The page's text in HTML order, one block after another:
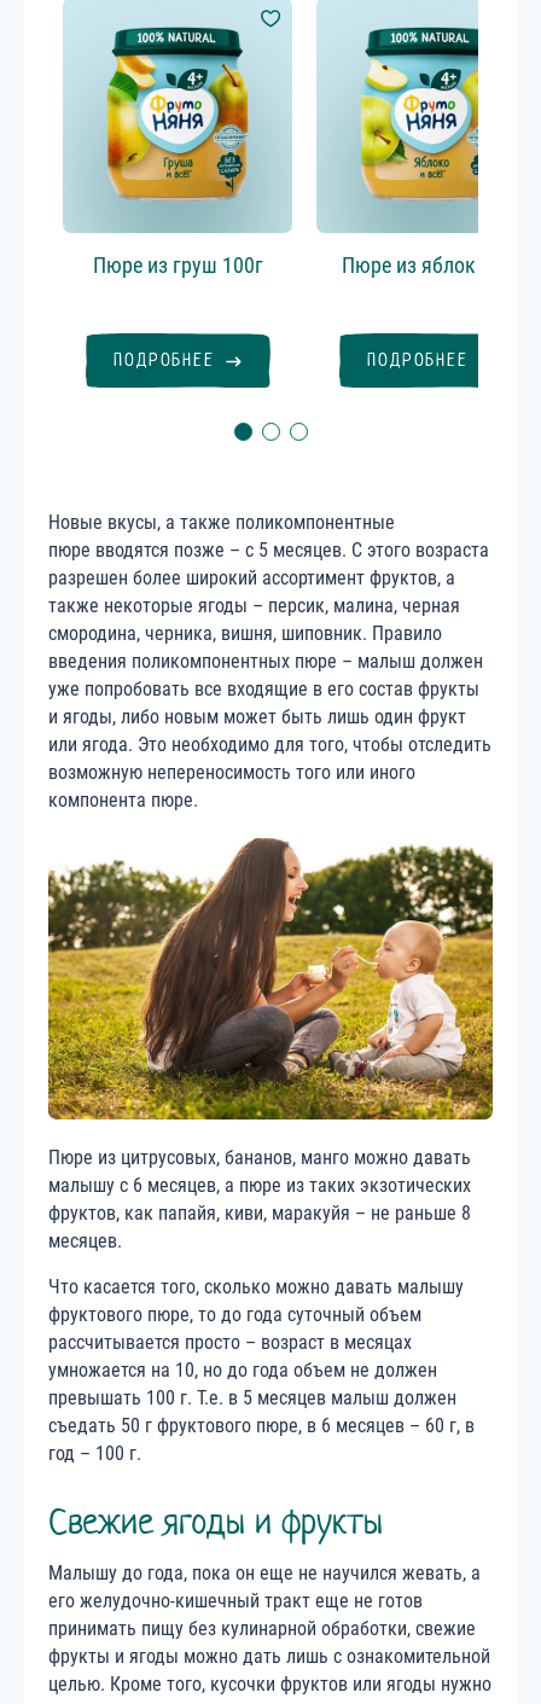
Пюре из груш 100г
ПОДРОБНЕЕ
Пюре из яблок 100г
ПОДРОБНЕЕ
Новые вкусы, а также поликомпонентные
пюре вводятся позже – с 5 месяцев. С этого возраста
разрешен более широкий ассортимент фруктов, а
также некоторые ягоды – персик, малина, черная
смородина, черника, вишня, шиповник. Правило
введения поликомпонентных пюре – малыш должен
уже попробовать все входящие в его состав фрукты
и ягоды, либо новым может быть лишь один фрукт
или ягода. Это необходимо для того, чтобы отследить
возможную непереносимость того или иного
компонента пюре.
Пюре из цитрусовых, бананов, манго можно давать
малышу с 6 месяцев, а пюре из таких экзотических
фруктов, как папайя, киви, маракуйя – не раньше 8
месяцев.
Что касается того, сколько можно давать малышу
фруктового пюре, то до года суточный объем
рассчитывается просто – возраст в месяцах
умножается на 10, но до года объем не должен
превышать 100 г. Т.е. в 5 месяцев малыш должен
съедать 50 г фруктового пюре, в 6 месяцев – 60 г, в
год – 100 г.
Свежие ягоды и фрукты
Малышу до года, пока он еще не научился жевать, а
его желудочно-кишечный тракт еще не готов
принимать пищу без кулинарной обработки, свежие
фрукты и ягоды можно дать лишь с ознакомительной
целью. Кроме того, кусочки фруктов или ягоды нужно